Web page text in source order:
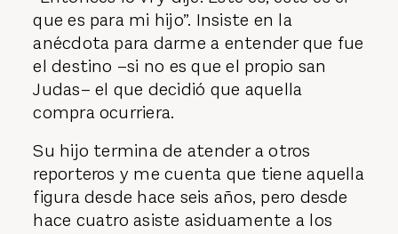
que es para mi hijo”. Insiste en la
anécdota para darme a entender que fue
el destino –si no es que el propio san
Judas– el que decidió que aquella
compra ocurriera.
Su hijo termina de atender a otros
reporteros y me cuenta que tiene aquella
figura desde hace seis años, pero desde
hace cuatro asiste asiduamente a los